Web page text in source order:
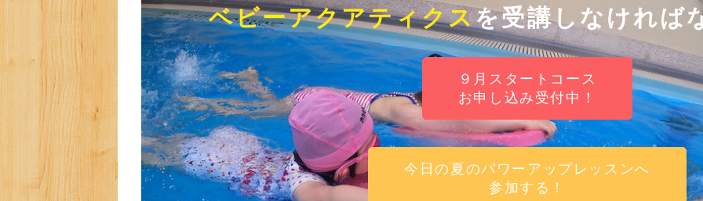
ベビーアクアティクスを受講しなければ
９月スタートコース
お申し込み受付中！
今日の夏のパワーアップレッスンへ
参加する！